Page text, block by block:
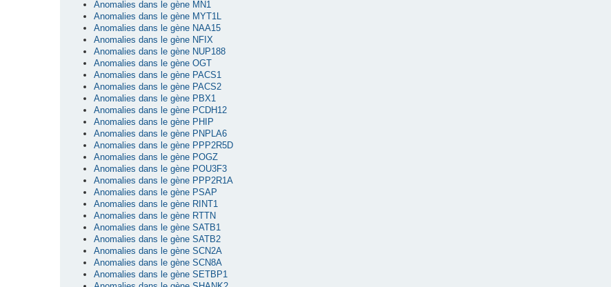
Anomalies dans le gène MN1
Anomalies dans le gène MYT1L
Anomalies dans le gène NAA15
Anomalies dans le gène NFIX
Anomalies dans le gène NUP188
Anomalies dans le gène OGT
Anomalies dans le gène PACS1
Anomalies dans le gène PACS2
Anomalies dans le gène PBX1
Anomalies dans le gène PCDH12
Anomalies dans le gène PHIP
Anomalies dans le gène PNPLA6
Anomalies dans le gène PPP2R5D
Anomalies dans le gène POGZ
Anomalies dans le gène POU3F3
Anomalies dans le gène PPP2R1A
Anomalies dans le gène PSAP
Anomalies dans le gène RINT1
Anomalies dans le gène RTTN
Anomalies dans le gène SATB1
Anomalies dans le gène SATB2
Anomalies dans le gène SCN2A
Anomalies dans le gène SCN8A
Anomalies dans le gène SETBP1